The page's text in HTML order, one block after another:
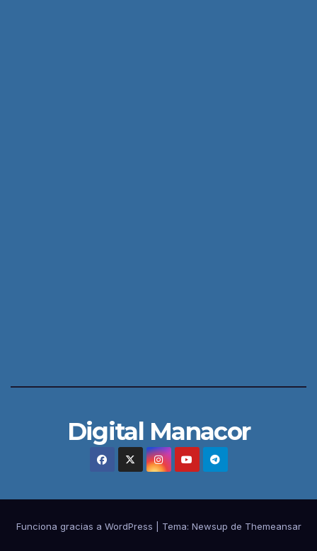
Digital Manacor
Funciona gracias a WordPress Tema: Newsup de Themeansar